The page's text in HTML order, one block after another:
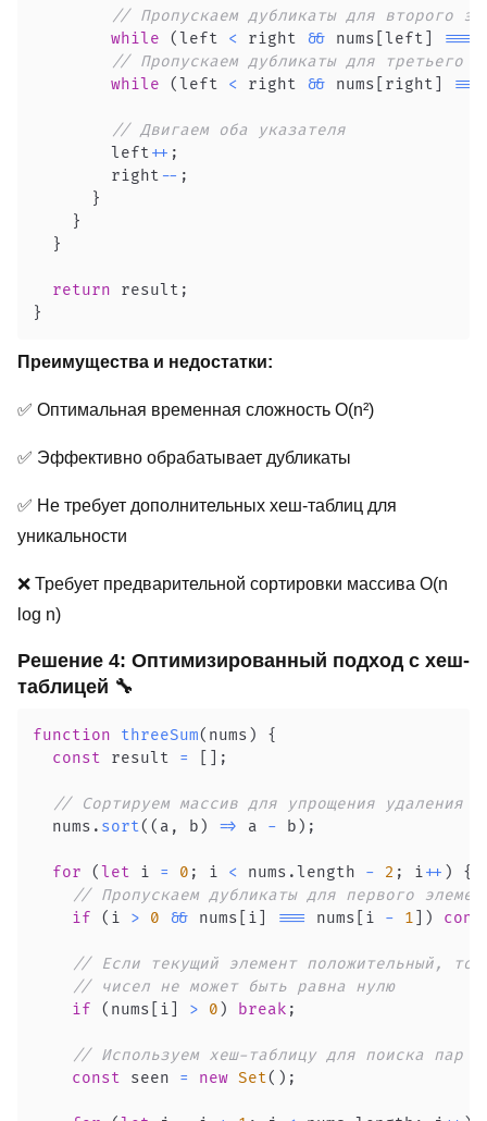
// Пропускаем дубликаты для второго
while
(left < right && nums left ===
// Пропускаем дубликаты для третьего
while
(left < right && nums right ===
// Двигаем оба указателя
        left
++ ;
        right
-- ;
}
}
}
return result ;
}
Преимущества и недостатки:
✅ Оптимальная временная сложность O(n²)
✅ Эффективно обрабатывает дубликаты
✅ Не требует дополнительных хеш-таблиц для
уникальности
❌ Требует предварительной сортировки массива O(n
log n)
Решение 4: Оптимизированный подход с хеш-
таблицей 🔧
function threeSum( nums )
{
const result = ;
// Сортируем массив для упрощения удаления
  nums
. sort( ( a , b ) => a - b ) ;
for (let i = 0 ; i < nums .length - 2 ; i++ )
{
// Пропускаем дубликаты для первого
if
( i > 0 && nums i === nums i - 1 )
// Если текущий элемент положительный, то
// чисел не может быть равна нулю
if
( nums i > 0 ) break ;
// Используем хеш-таблицу для поиска пар
const seen = new Set( ) ;